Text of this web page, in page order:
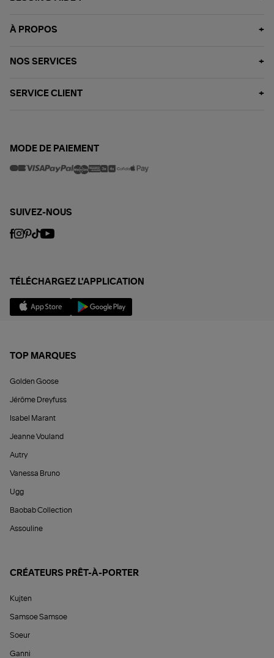
À PROPOS
NOS SERVICES
SERVICE CLIENT
MODE DE PAIEMENT
SUIVEZ-NOUS
TÉLÉCHARGEZ L'APPLICATION
TOP MARQUES
Golden Goose
Jérôme Dreyfuss
Isabel Marant
Jeanne Vouland
Autry
Vanessa Bruno
Ugg
Baobab Collection
Assouline
CRÉATEURS PRÊT-À-PORTER
Kujten
Samsoe Samsoe
Soeur
Ganni